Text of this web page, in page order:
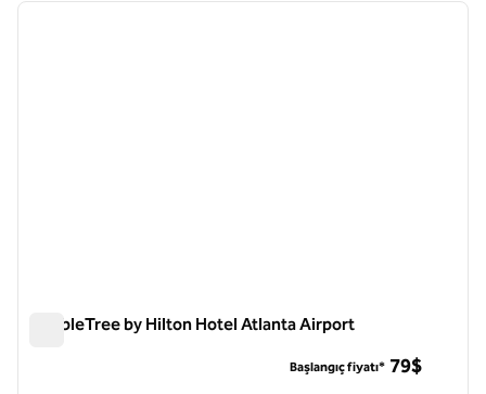
1 / 12
DoubleTree by Hilton Hotel Atlanta Airport
Başlangıç fiyatı* 79$